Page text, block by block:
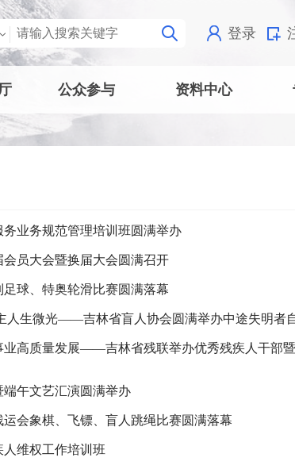
登录
公众参与 资料中心
业务规范管理培训班圆满举办
员大会暨换届大会圆满召开
球、特奥轮滑比赛圆满落幕
人生微光——吉林省盲人协会圆满举办中途失明者
业高质量发展——吉林省残联举办优秀残疾人干部
午文艺汇演圆满举办
会象棋、飞镖、盲人跳绳比赛圆满落幕
人维权工作培训班